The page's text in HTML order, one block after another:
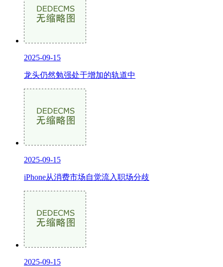
2025-09-15
龙头仍然勉强处于增加的轨道中
2025-09-15
iPhone从消费市场自觉流入职场分歧
2025-09-15